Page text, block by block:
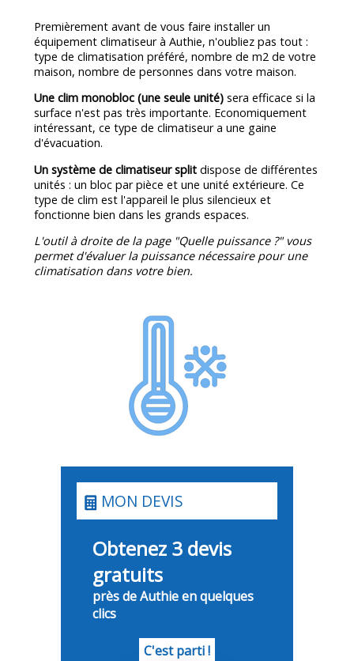
Premièrement avant de vous faire installer un
équipement climatiseur à Authie, n'oubliez pas tout :
type de climatisation préféré, nombre de m2 de votre
maison, nombre de personnes dans votre maison.
Une clim monobloc (une seule unité) sera efficace si la
surface n'est pas très importante. Economiquement
intéressant, ce type de climatiseur a une gaine
d'évacuation.
Un système de climatiseur split dispose de différentes
unités : un bloc par pièce et une unité extérieure. Ce
type de clim est l'appareil le plus silencieux et
fonctionne bien dans les grands espaces.
L'outil à droite de la page "Quelle puissance ?" vous
permet d'évaluer la puissance nécessaire pour une
climatisation dans votre bien.
MON DEVIS
Obtenez 3 devis
gratuits
près de Authie en quelques
clics
C'est parti !